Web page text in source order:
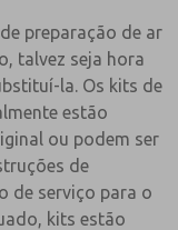
preparação de ar
talvez seja hora
la. Os kits de
estão
ou podem ser
de
de serviço para o
kits estão